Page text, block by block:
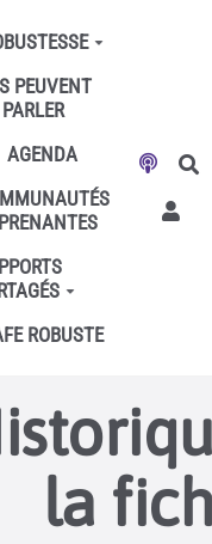
principal
PEUVENT
AGENDA
ROBUSTE
la